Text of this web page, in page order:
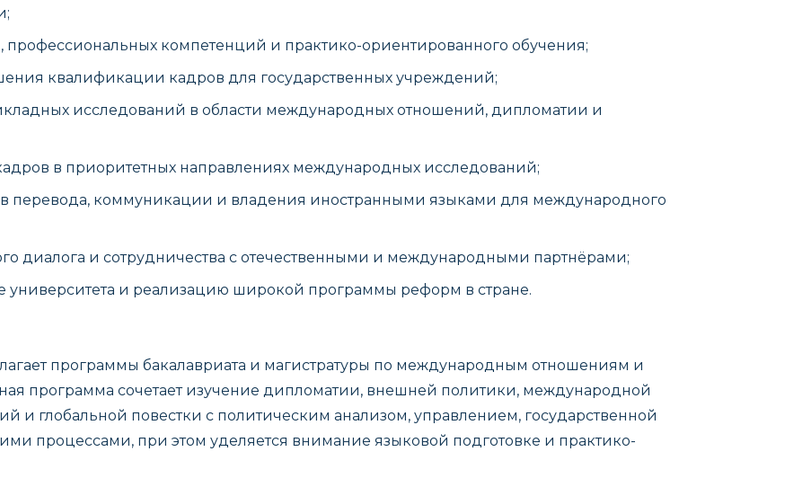
компетенций и практико-ориентированного обучения;
квалификации кадров для государственных учреждений;
исследований в области международных отношений, дипломатии и
в приоритетных направлениях международных исследований;
перевода, коммуникации и владения иностранными языками для международного
диалога и сотрудничества с отечественными и международными партнёрами;
университета и реализацию широкой программы реформ в стране.
программы бакалавриата и магистратуры по международным отношениям и
программа сочетает изучение дипломатии, внешней политики, международной
и глобальной повестки с политическим анализом, управлением, государственной
процессами, при этом уделяется внимание языковой подготовке и практико-